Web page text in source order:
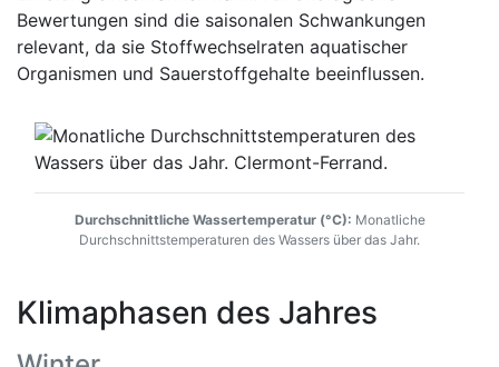
Bewertungen sind die saisonalen Schwankungen
relevant, da sie Stoffwechselraten aquatischer
Organismen und Sauerstoffgehalte beeinflussen.
Durchschnittliche Wassertemperatur (°C): Monatliche
Durchschnittstemperaturen des Wassers über das Jahr.
Klimaphasen des Jahres